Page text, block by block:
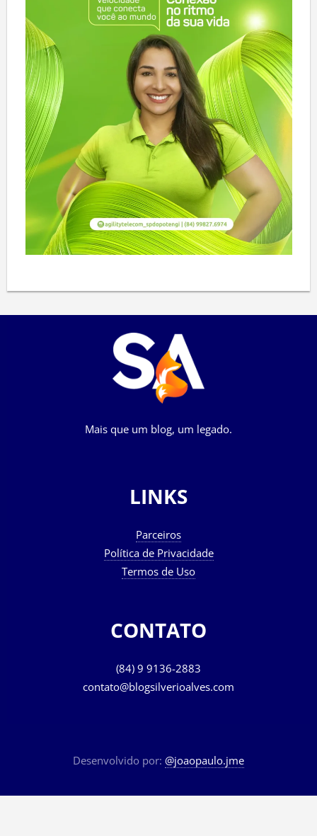
Mais que um blog, um legado.
LINKS
Parceiros
Política de Privacidade
Termos de Uso
CONTATO
(84) 9 9136-2883
contato@blogsilverioalves.com
Desenvolvido por: @joaopaulo.jme